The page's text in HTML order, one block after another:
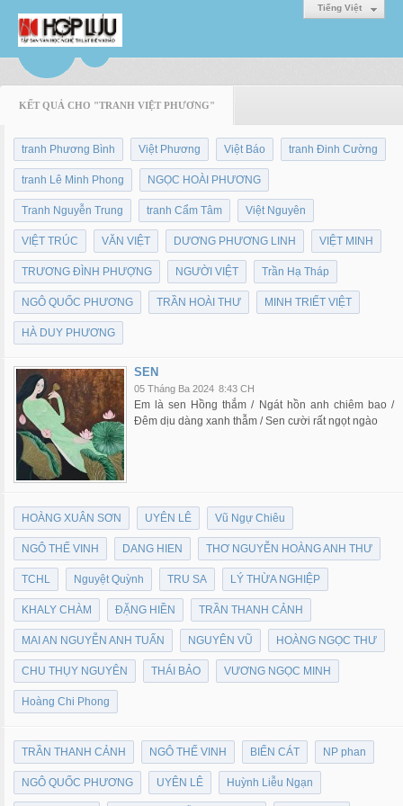
Tiếng Việt
KẾT QUẢ CHO "TRANH VIỆT PHƯƠNG"
tranh Phương Bình Việt Phương Việt Báo tranh Đinh Cường
tranh Lê Minh Phong NGỌC HOÀI PHƯƠNG
Tranh Nguyễn Trung tranh Cẩm Tâm Việt Nguyên
VIỆT TRÚC VĂN VIỆT DƯƠNG PHƯƠNG LINH VIỆT MINH
TRƯƠNG ĐÌNH PHƯỢNG NGƯỜI VIỆT Trần Hạ Tháp
NGÔ QUỐC PHƯƠNG TRẦN HOÀI THƯ MINH TRIẾT VIỆT
HÀ DUY PHƯƠNG
SEN
05 Tháng Ba 2024 8:43 CH
Em là sen Hồng thắm / Ngát hồn anh chiêm bao /
Đêm dịu dàng xanh thẫm / Sen cười rất ngọt ngào
HOÀNG XUÂN SƠN UYÊN LÊ Vũ Ngự Chiêu
NGÔ THẾ VINH DANG HIEN THƠ NGUYỄN HOÀNG ANH THƯ
TCHL Nguyệt Quỳnh TRU SA LÝ THỪA NGHIỆP
KHALY CHÀM ĐẶNG HIỀN TRẦN THANH CẢNH
MAI AN NGUYỄN ANH TUẤN NGUYÊN VŨ HOÀNG NGỌC THƯ
CHU THỤY NGUYÊN THÁI BẢO VƯƠNG NGỌC MINH
Hoàng Chi Phong
TRẦN THANH CẢNH NGÔ THẾ VINH BIỂN CÁT NP phan
NGÔ QUỐC PHƯƠNG UYÊN LÊ Huỳnh Liễu Ngạn